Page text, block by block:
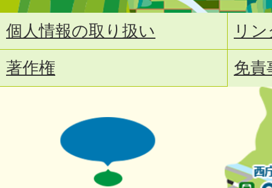
個人情報の取り扱い
リ
著作権
免責